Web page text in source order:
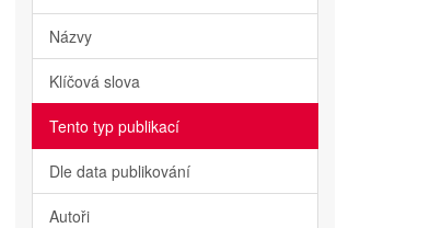
Názvy
Klíčová slova
Tento typ publikací
Dle data publikování
Autoři